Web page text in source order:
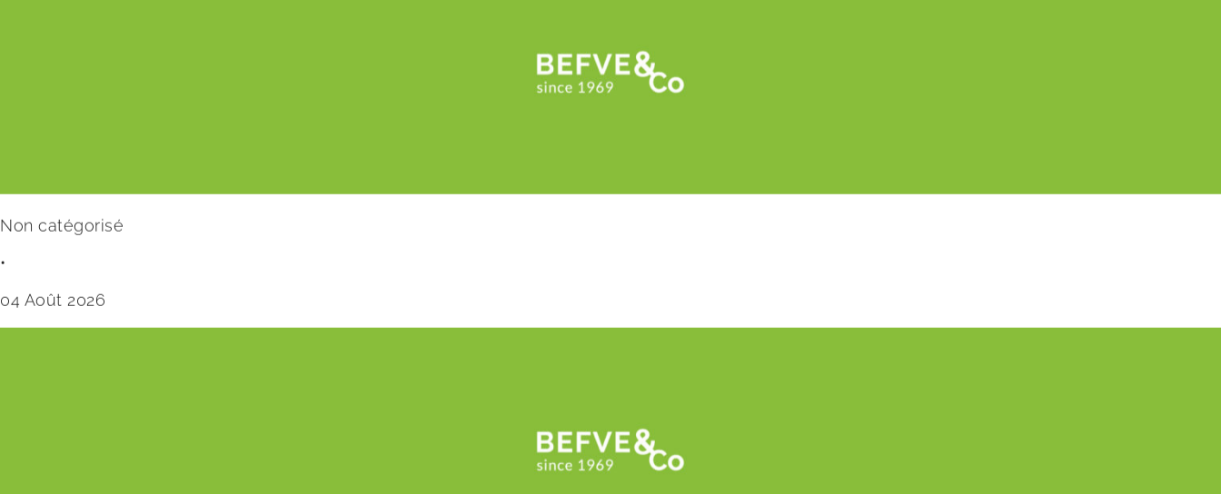
Non catégorisé
•
04 Août 2026